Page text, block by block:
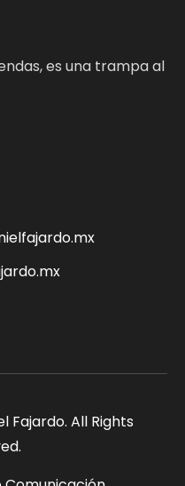
es una trampa al
Fajardo. All Rights